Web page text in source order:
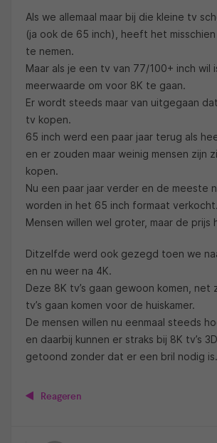
Als we allemaal maar bij die kleine tv
(ja ook de 65 inch), heeft het
te nemen.
Maar als je een tv van 77/100+ inch wil
meerwaarde om voor 8K te gaan.
Er wordt steeds maar van uitgegaan
tv kopen.
65 inch werd een paar jaar terug als
en er zouden maar weinig mensen zijn
kopen.
Nu een paar jaar verder en de meeste
worden in het 65 inch formaat verkocht.
Mensen willen wel groter, maar de prijs
Ditzelfde werd ook gezegd toen we
en nu weer na 4K.
Deze 8K tv’s gaan gewoon komen, net
tv’s gaan komen voor de huiskamer.
De mensen willen nu eenmaal steeds
en daarbij kunnen er straks bij 8K tv’s
getoond zonder dat er een bril nodig is.
Reageren